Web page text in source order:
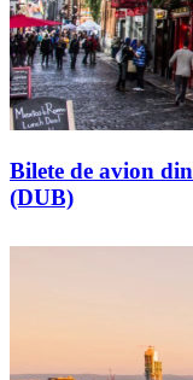
Bilete de avion
(DUB)